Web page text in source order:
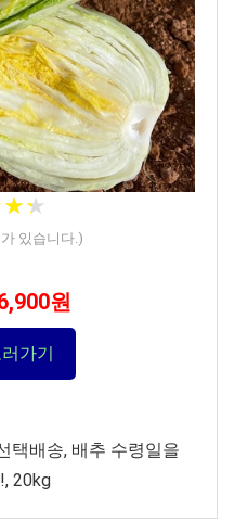
★★
★★
있습니다.)
원
가기
택배송, 배추 수령일을
20kg